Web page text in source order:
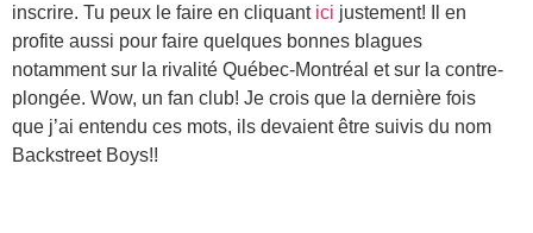
inscrire. Tu peux le faire en cliquant ici justement! Il en
profite aussi pour faire quelques bonnes blagues
notamment sur la rivalité Québec-Montréal et sur la contre-
plongée. Wow, un fan club! Je crois que la dernière fois
que j’ai entendu ces mots, ils devaient être suivis du nom
Backstreet Boys!!